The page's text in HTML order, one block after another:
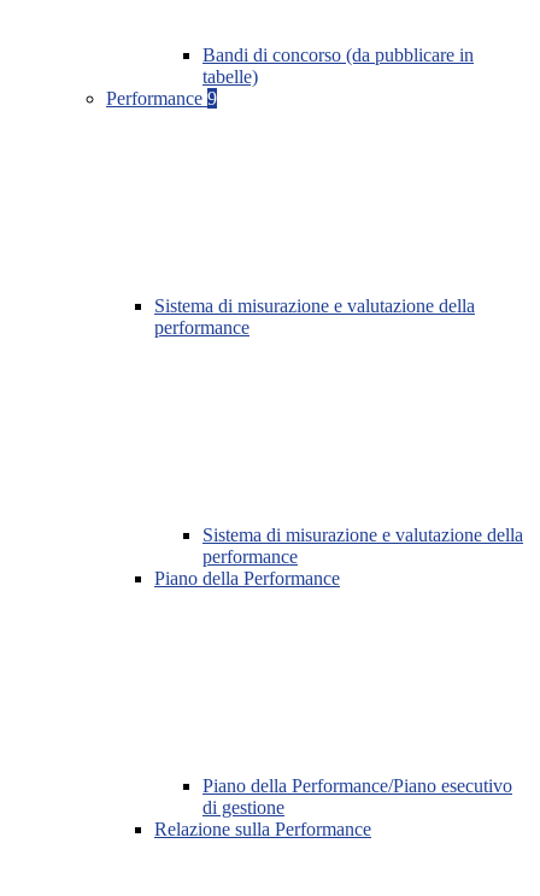
Bandi di concorso (da pubblicare in
tabelle)
Performance 9
Sistema di misurazione e valutazione della
performance
Sistema di misurazione e valutazione della
performance
Piano della Performance
Piano della Performance/Piano esecutivo
di gestione
Relazione sulla Performance